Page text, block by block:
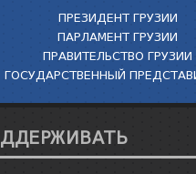
ПРЕЗИДЕНТ ГРУЗИИ
ПАРЛАМЕНТ ГРУЗИИ
ПРАВИТЕЛЬСТВО ГРУЗИИ
ГОСУДАРСТВЕННЫЙ